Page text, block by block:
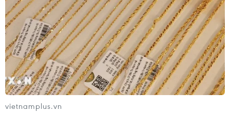
Hà Nội tăng tốc thi công
đường Vành đai 1 đoạn Hoàng Cầu-
Voi Phục
06/08/2026 09:07
Xem thêm
vietnamplus.vn